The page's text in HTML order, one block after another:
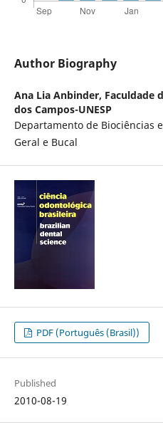
Author Biography
Ana Lia Anbinder, Faculdade
dos Campos-UNESP
Departamento de Biociências
Geral e Bucal
PDF (Português (Brasil))
Published
2010-08-19